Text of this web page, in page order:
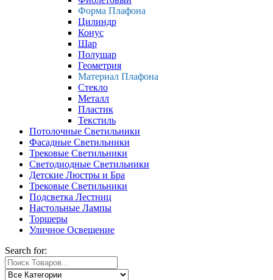
Форма Плафона
Цилиндр
Конус
Шар
Полушар
Геометрия
Материал Плафона
Стекло
Металл
Пластик
Текстиль
Потолочные Светильники
Фасадные Светильники
Трековые Светильники
Светодиодные Светильники
Детские Люстры и Бра
Трековые Светильники
Подсветка Лестниц
Настольные Лампы
Торшеры
Уличное Освещение
Search for: